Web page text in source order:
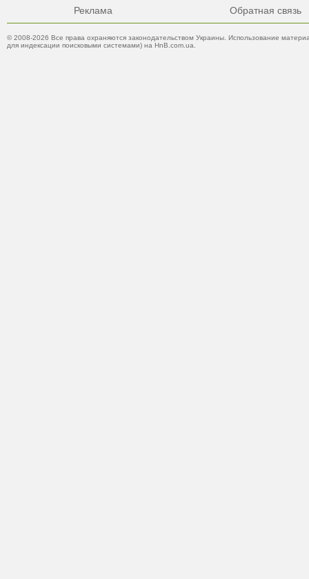
Реклама Обратная связь
© 2008-2026 Все права охраняются законодательством Украины. Использование
для индексации поисковыми системами) на HnB.com.ua.